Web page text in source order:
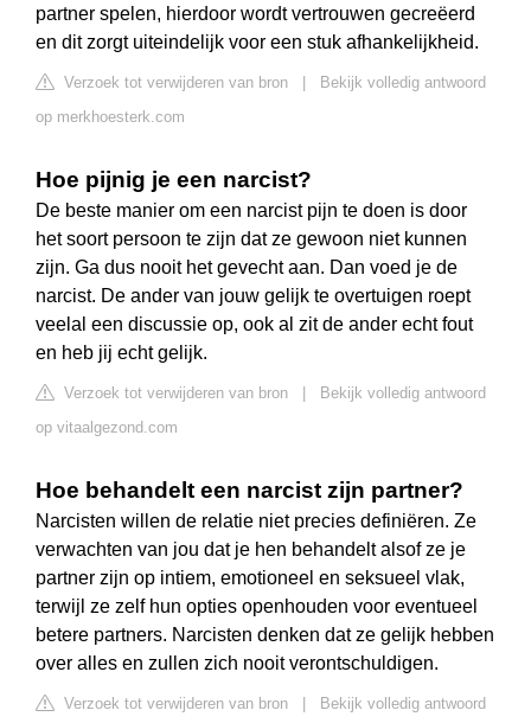
partner spelen, hierdoor wordt vertrouwen gecreëerd
en dit zorgt uiteindelijk voor een stuk afhankelijkheid.
Verzoek tot verwijderen van bron
Bekijk volledig antwoord
op merkhoesterk.com
Hoe pijnig je een narcist?
De beste manier om een narcist pijn te doen is door
het soort persoon te zijn dat ze gewoon niet kunnen
zijn. Ga dus nooit het gevecht aan. Dan voed je de
narcist. De ander van jouw gelijk te overtuigen roept
veelal een discussie op, ook al zit de ander echt fout
en heb jij echt gelijk.
Verzoek tot verwijderen van bron
Bekijk volledig antwoord
op vitaalgezond.com
Hoe behandelt een narcist zijn partner?
Narcisten willen de relatie niet precies definiëren. Ze
verwachten van jou dat je hen behandelt alsof ze je
partner zijn op intiem, emotioneel en seksueel vlak,
terwijl ze zelf hun opties openhouden voor eventueel
betere partners. Narcisten denken dat ze gelijk hebben
over alles en zullen zich nooit verontschuldigen.
Verzoek tot verwijderen van bron
Bekijk volledig antwoord